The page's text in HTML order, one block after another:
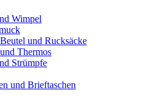
Wimpel
und Rucksäcke
Thermos
Strümpfe
und Brieftaschen